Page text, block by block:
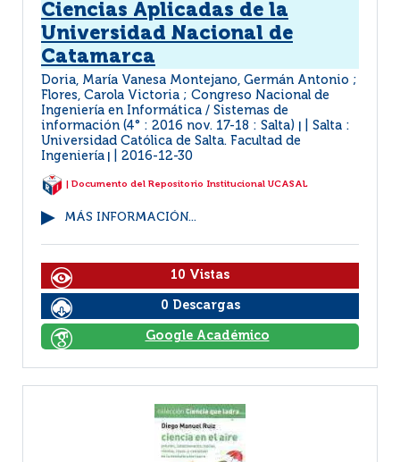
Ciencias Aplicadas de la
Universidad Nacional de
Catamarca
Doria, María Vanesa Montejano, Germán Antonio ;
Flores, Carola Victoria ; Congreso Nacional de
Ingeniería en Informática / Sistemas de
información (4° : 2016 nov. 17-18 : Salta)
Salta :
Universidad Católica de Salta. Facultad de
Ingeniería
2016-12-30
| Documento del Repositorio Institucional UCASAL
MÁS INFORMACIÓN...
10 Vistas
0 Descargas
Google Académico